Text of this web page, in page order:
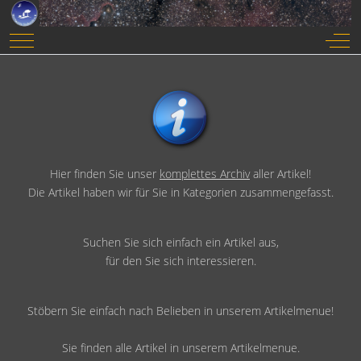
Mobile Menu Toggle Off-
Hier finden Sie unser komplettes Archivaller Artikel!
Die Artikel haben wir für Sie in Kategorien zusammengefasst.
Suchen Sie sich einfach ein Artikel aus,
für den Sie sich interessieren.
Stöbern Sie einfach nach Belieben in unserem Artikelmenue!
Sie finden alle Artikel in unserem Artikelmenue.